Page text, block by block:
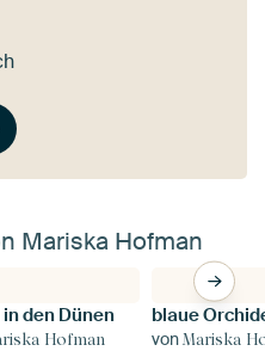
Mariska Hofman
den Dünen
Hofman
blaue
vonMariska